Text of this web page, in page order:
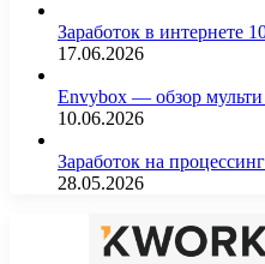
Заработок в интернете
17.06.2026
Envybox — обзор мульти
10.06.2026
Заработок на
28.05.2026